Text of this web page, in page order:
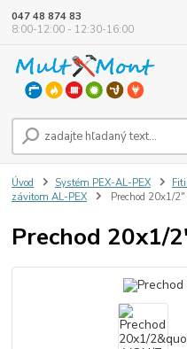
047 48 874 83
8:00-12:00 - 12:30-16:00
Úvod Systém PEX-AL-PEX
závitom AL-PEX
Prechod 20x1/
Prechod 20x1/